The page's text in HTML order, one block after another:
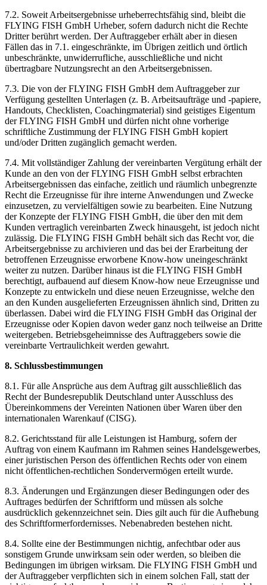
7.2. Soweit Arbeitsergebnisse urheberrechtsfähig sind, bleibt die
FLYING FISH GmbH Urheber, sofern dadurch nicht die Rechte
Dritter berührt werden. Der Auftraggeber erhält aber in diesen
Fällen das in 7.1. eingeschränkte, im Übrigen zeitlich und örtlich
unbeschränkte, unwiderrufliche, ausschließliche und nicht
übertragbare Nutzungsrecht an den Arbeitsergebnissen.
7.3. Die von der FLYING FISH GmbH dem Auftraggeber zur
Verfügung gestellten Unterlagen (z. B. Arbeitsaufträge und -papiere,
Handouts, Checklisten, Coachingmaterial) sind geistiges Eigentum
der FLYING FISH GmbH und dürfen nicht ohne vorherige
schriftliche Zustimmung der FLYING FISH GmbH kopiert
und/oder Dritten zugänglich gemacht werden.
7.4. Mit vollständiger Zahlung der vereinbarten Vergütung erhält der
Kunde an den von der FLYING FISH GmbH selbst erbrachten
Arbeitsergebnissen das einfache, zeitlich und räumlich unbegrenzte
Recht die Erzeugnisse für ihre interne Anwendungen und Zwecke
einzusetzen, zu vervielfältigen sowie zu bearbeiten. Eine Nutzung
der Konzepte der FLYING FISH GmbH, die über den mit dem
Kunden vertraglich vereinbarten Zweck hinausgeht, ist jedoch nicht
zulässig. Die FLYING FISH GmbH behält sich das Recht vor, die
Arbeitsergebnisse zu archivieren und das bei der Erarbeitung der
betroffenen Erzeugnisse erworbene Know-how uneingeschränkt
weiter zu nutzen. Darüber hinaus ist die FLYING FISH GmbH
berechtigt, aufbauend auf diesem Know-how neue Erzeugnisse und
Konzepte zu entwickeln und diese neuen Erzeugnisse, welche den
an den Kunden ausgelieferten Erzeugnissen ähnlich sind, Dritten zu
überlassen. Dabei wird die FLYING FISH GmbH das Original der
Erzeugnisse oder Kopien davon weder ganz noch teilweise an Dritte
weitergeben. Betriebsgeheimnisse des Auftraggebers sowie die
vereinbarte Vertraulichkeit werden gewahrt.
8. Schlussbestimmungen
8.1. Für alle Ansprüche aus dem Auftrag gilt ausschließlich das
Recht der Bundesrepublik Deutschland unter Ausschluss des
Übereinkommens der Vereinten Nationen über Waren über den
internationalen Warenkauf (CISG).
8.2. Gerichtsstand für alle Leistungen ist Hamburg, sofern der
Auftrag von einem Kaufmann im Rahmen seines Handelsgewerbes,
einer juristischen Person des öffentlichen Rechts oder von einem
nicht öffentlichen-rechtlichen Sondervermögen erteilt wurde.
8.3. Änderungen und Ergänzungen dieser Bedingungen oder des
Auftrages bedürfen der Schriftform und müssen als solche
ausdrücklich gekennzeichnet sein. Dies gilt auch für die Aufhebung
des Schriftformerfordernisses. Nebenabreden bestehen nicht.
8.4. Sollte eine der Bestimmungen nichtig, anfechtbar oder aus
sonstigem Grunde unwirksam sein oder werden, so bleiben die
Bedingungen im übrigen wirksam. Die FLYING FISH GmbH und
der Auftraggeber verpflichten sich in einem solchen Fall, statt der